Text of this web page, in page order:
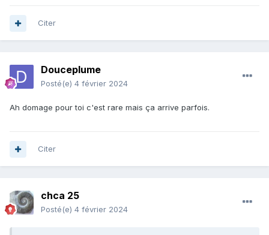
Citer
Douceplume
Posté(e) 4 février 2024
Ah domage pour toi c'est rare mais ça arrive parfois.
Citer
chca 25
Posté(e) 4 février 2024